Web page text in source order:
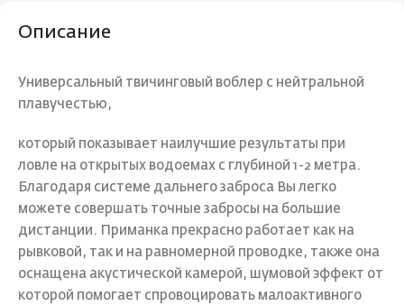
Описание
Универсальный твичинговый воблер с нейтральной
плавучестью,
который показывает наилучшие результаты при
ловле на открытых водоемах с глубиной 1-2 метра.
Благодаря системе дальнего заброса Вы легко
можете совершать точные забросы на большие
дистанции. Приманка прекрасно работает как на
рывковой, так и на равномерной проводке, также она
оснащена акустической камерой, шумовой эффект от
которой помогает спровоцировать малоактивного